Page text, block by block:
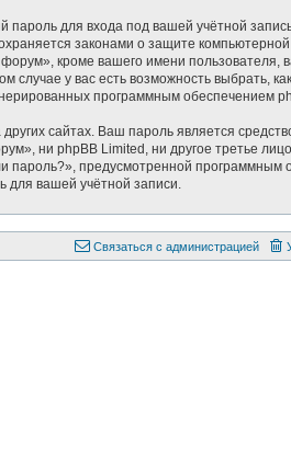
пароль для входа под вашей учётной
законами о защите
кроме вашего имени пользователя,
у вас есть возможность выбрать,
программным обеспечением
сайтах. Ваш пароль является
ни phpBB Limited, ни другое третье
пароль?», предусмотренной программным
для вашей учётной записи.
Связаться с администрацией